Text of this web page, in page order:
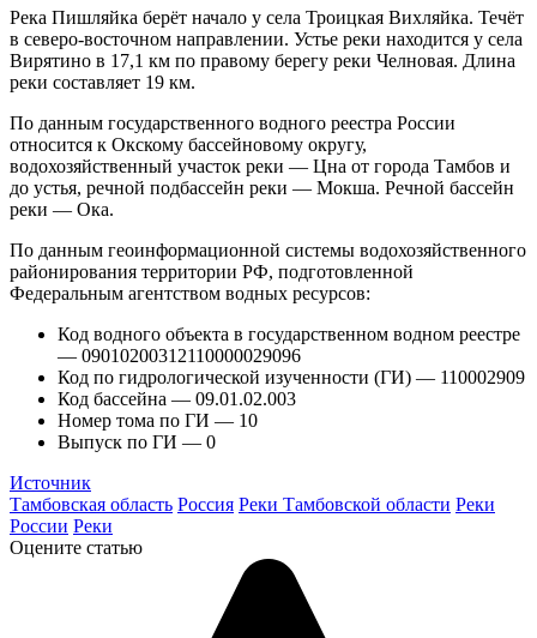
Река Пишляйка берёт начало у села Троицкая Вихляйка. Течёт
в северо-восточном направлении. Устье реки находится у села
Вирятино в 17,1 км по правому берегу реки Челновая. Длина
реки составляет 19 км.
По данным государственного водного реестра России
относится к Окскому бассейновому округу,
водохозяйственный участок реки — Цна от города Тамбов и
до устья, речной подбассейн реки — Мокша. Речной бассейн
реки — Ока.
По данным геоинформационной системы водохозяйственного
районирования территории РФ, подготовленной
Федеральным агентством водных ресурсов:
Код водного объекта в государственном водном реестре
— 09010200312110000029096
Код по гидрологической изученности (ГИ) — 110002909
Код бассейна — 09.01.02.003
Номер тома по ГИ — 10
Выпуск по ГИ — 0
Источник
Тамбовская область Россия Реки Тамбовской области Реки
России Реки
Оцените статью